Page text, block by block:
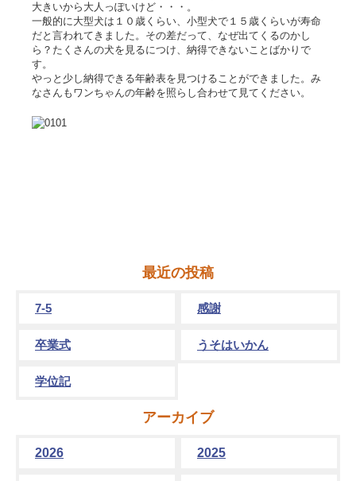
大きいから大人っぽいけど・・・。
一般的に大型犬は１０歳くらい、小型犬で１５歳くらいが寿命
だと言われてきました。その差だって、なぜ出てくるのかし
ら？たくさんの犬を見るにつけ、納得できないことばかりで
す。
やっと少し納得できる年齢表を見つけることができました。み
なさんもワンちゃんの年齢を照らし合わせて見てください。
最近の投稿
7-5 感謝
卒業式 うそはいかん
学位記
アーカイブ
2026 2025